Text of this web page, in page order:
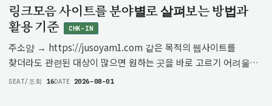
링크모음 사이트를 분야별로 살펴보는 방법과
활용 기준
CHK-IN
주소얌 → https://jusoyam1.com 같은 목적의 웹사이트를
찾더라도 관련된 대상이 많으면 원하는 곳을 바로 고르기 어려울
수 있습니다. 검색창에 키워드를 입력하면 비슷한 이름의 사이트와
SEAT/조회 16DATE 2026-08-01